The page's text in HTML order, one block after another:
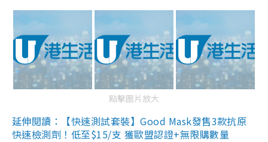
點擊圖片放大
延伸閱讀：【快速測試套裝】Good Mask發售3款抗原
快速檢測劑！低至$15/支 獲歐盟認證+無限購數量